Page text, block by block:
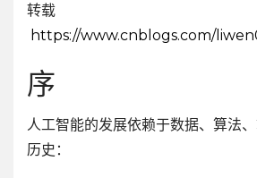
转载
https://www.cnblogs.com/
序
人工智能的发展依赖于数据、算法
历史：